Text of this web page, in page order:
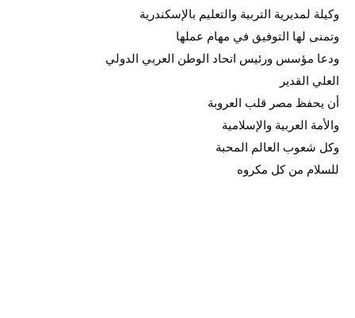
وكيلة لمديرية التربية والتعليم بالإسكندرية
وتمنى لها التوفيق في مهام عملها
ودعا مؤسس ورئيس اتحاد الوطن العربي الدولي
العلي القدير
أن يحفظ مصر قلب العروبة
والأمة العربية والإسلامية
وكل شعوب العالم المحبة
للسلام من كل مكروه